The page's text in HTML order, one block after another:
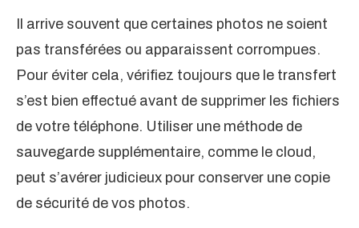
Il arrive souvent que certaines photos ne soient
pas transférées ou apparaissent corrompues.
Pour éviter cela, vérifiez toujours que le transfert
s’est bien effectué avant de supprimer les fichiers
de votre téléphone. Utiliser une méthode de
sauvegarde supplémentaire, comme le cloud,
peut s’avérer judicieux pour conserver une copie
de sécurité de vos photos.